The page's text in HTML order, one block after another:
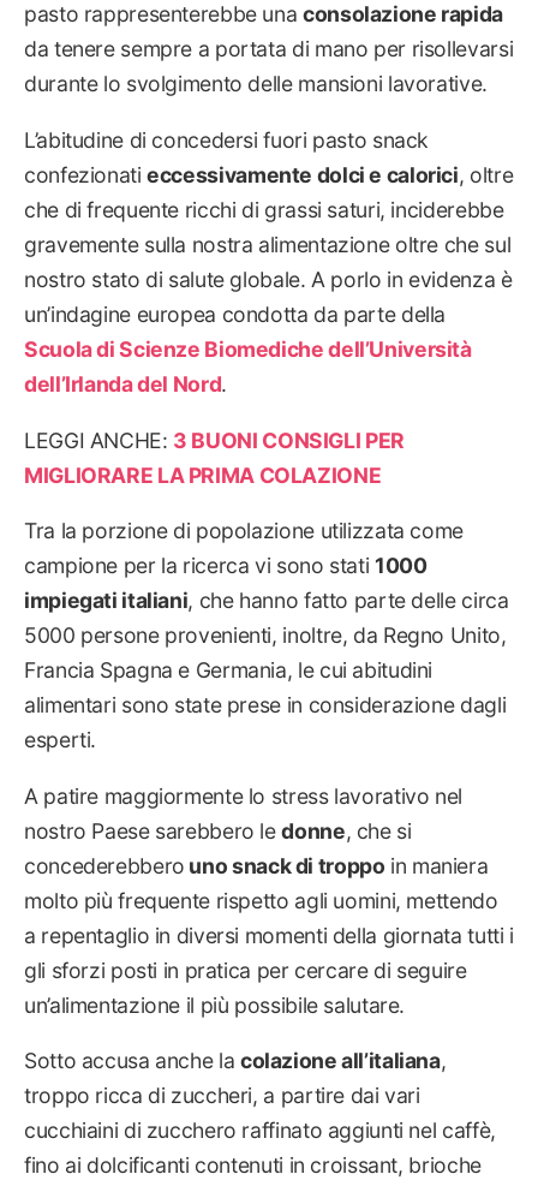
pasto rappresenterebbe unaconsolazione rapida
da tenere sempre a portata di mano per risollevarsi
durante lo svolgimento delle mansioni lavorative.
L’abitudine di concedersi fuori pasto snack
confezionatieccessivamente dolci e calorici, oltre
che di frequente ricchi di grassi saturi, inciderebbe
gravemente sulla nostra alimentazione oltre che sul
nostro stato di salute globale. A porlo in evidenza è
un’indagine europea condotta da parte della
Scuola di Scienze Biomediche dell’Università
dell’Irlanda del Nord.
LEGGI ANCHE: 3 BUONI CONSIGLI PER
MIGLIORARE LA PRIMA COLAZIONE
Tra la porzione di popolazione utilizzata come
campione per la ricerca vi sono stati 1000
impiegati italiani, che hanno fatto parte delle circa
5000 persone provenienti, inoltre, da Regno Unito,
Francia Spagna e Germania, le cui abitudini
alimentari sono state prese in considerazione dagli
esperti.
A patire maggiormente lo stress lavorativo nel
nostro Paese sarebbero ledonne, che si
concederebbero uno snack di troppo in maniera
molto più frequente rispetto agli uomini, mettendo
a repentaglio in diversi momenti della giornata tutti i
gli sforzi posti in pratica per cercare di seguire
un’alimentazione il più possibile salutare.
Sotto accusa anche la colazione all’italiana,
troppo ricca di zuccheri, a partire dai vari
cucchiaini di zucchero raffinato aggiunti nel caffè,
fino ai dolcificanti contenuti in croissant, brioche